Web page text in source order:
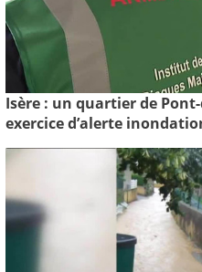
Isère : un quartier de
exercice d’alerte